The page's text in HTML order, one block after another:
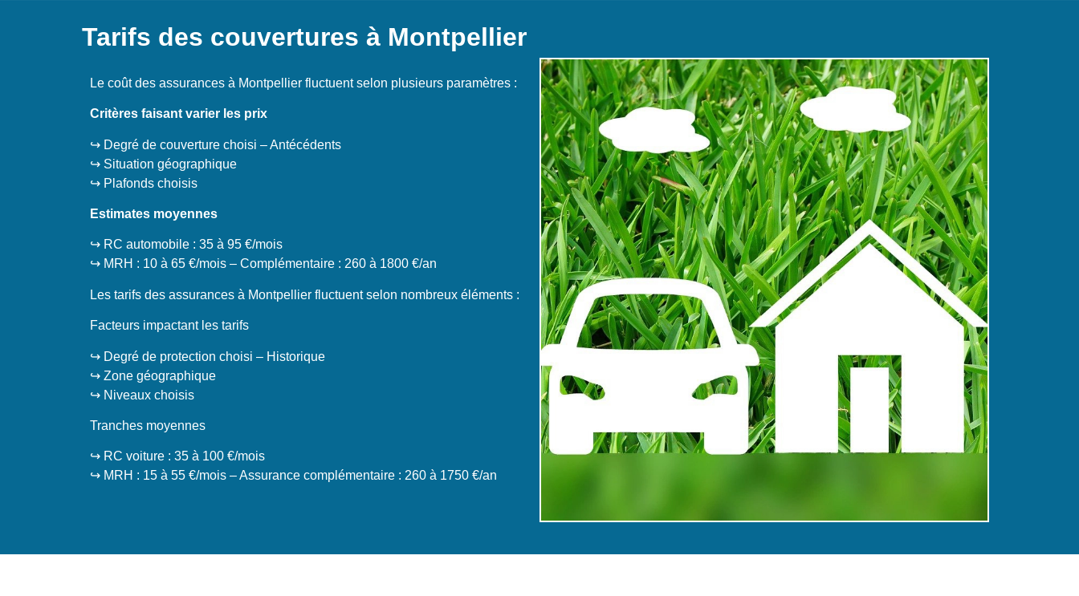
Tarifs des couvertures à Montpellier
Le coût des assurances à Montpellier fluctuent selon plusieurs paramètres :
Critères faisant varier les prix
↪️ Degré de couverture choisi – Antécédents
↪️ Situation géographique
↪️ Plafonds choisis
Estimates moyennes
↪️ RC automobile : 35 à 95 €/mois
↪️ MRH : 10 à 65 €/mois – Complémentaire : 260 à 1800 €/an
Les tarifs des assurances à Montpellier fluctuent selon nombreux éléments :
Facteurs impactant les tarifs
↪️ Degré de protection choisi – Historique
↪️ Zone géographique
↪️ Niveaux choisis
Tranches moyennes
↪️ RC voiture : 35 à 100 €/mois
↪️ MRH : 15 à 55 €/mois – Assurance complémentaire : 260 à 1750 €/an